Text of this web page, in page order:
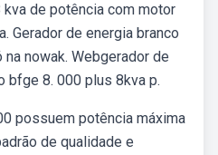
de potência com motor
Gerador de energia branco
nowak. Webgerador de
bfge 8. 000 plus 8kva p.
possuem potência máxima
de qualidade e